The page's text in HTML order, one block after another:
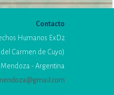
Contacto
Humanos ExD2
Carmen de Cuyo)
Mendoza - Argentina